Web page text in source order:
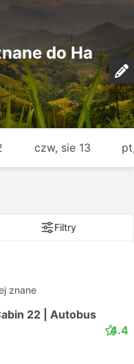
do Ha
czw, sie 13
Filtry
znane
22 | Autobus
4.4